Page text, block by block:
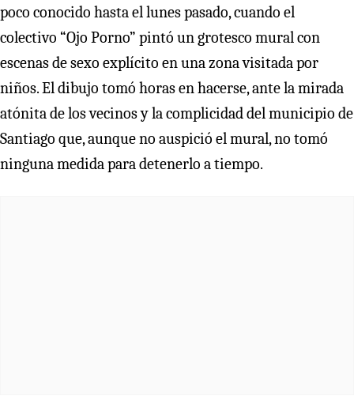
poco conocido hasta el lunes pasado, cuando el
colectivo “Ojo Porno” pintó un grotesco mural con
escenas de sexo explícito en una zona visitada por
niños. El dibujo tomó horas en hacerse, ante la mirada
atónita de los vecinos y la complicidad del municipio de
Santiago que, aunque no auspició el mural, no tomó
ninguna medida para detenerlo a tiempo.